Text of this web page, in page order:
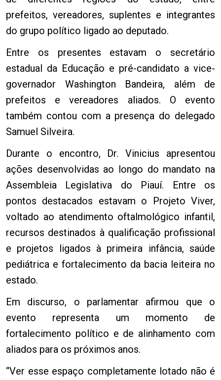
prefeitos, vereadores, suplentes e integrantes
do grupo político ligado ao deputado.
Entre os presentes estavam o secretário
estadual da Educação e pré-candidato a vice-
governador Washington Bandeira, além de
prefeitos e vereadores aliados. O evento
também contou com a presença do delegado
Samuel Silveira.
Durante o encontro, Dr. Vinicius apresentou
ações desenvolvidas ao longo do mandato na
Assembleia Legislativa do Piauí. Entre os
pontos destacados estavam o Projeto Viver,
voltado ao atendimento oftalmológico infantil,
recursos destinados à qualificação profissional
e projetos ligados à primeira infância, saúde
pediátrica e fortalecimento da bacia leiteira no
estado.
Em discurso, o parlamentar afirmou que o
evento representa um momento de
fortalecimento político e de alinhamento com
aliados para os próximos anos.
“Ver esse espaço completamente lotado não é